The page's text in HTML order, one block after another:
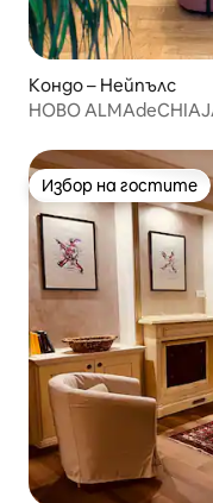
Кондо – Нейпълс
НОВО
Избор на гостите
Избор на гостите